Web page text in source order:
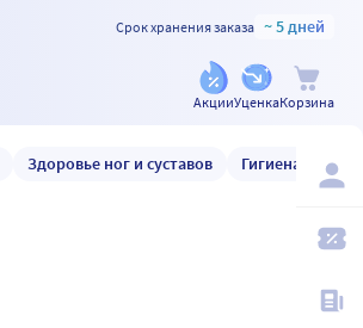
Срок хранения заказа ~ 5 дней
АкцииУценкаКорзина
Здоровье ног и суставов Гигиена и уход